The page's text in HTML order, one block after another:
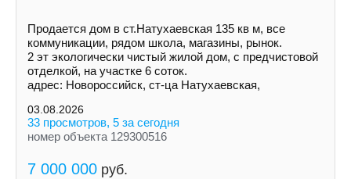
Продается дом в ст.Натухаевская 135 кв м, все
коммуникации, рядом школа, магазины, рынок.
2 эт экологически чистый жилой дом, c прeдчиcтoвoй
отделкой, нa учacткe 6 соток.
адрес: Новороссийск, ст-ца Натухаевская,
03.08.2026
33 просмотров, 5 за сегодня
номер объекта 129300516
7 000 000 руб.